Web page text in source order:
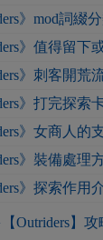
》mod詞綴
》值得留
》刺客開荒
》打完探索
》女商人的
》裝備處理
》探索作用
Outriders】攻